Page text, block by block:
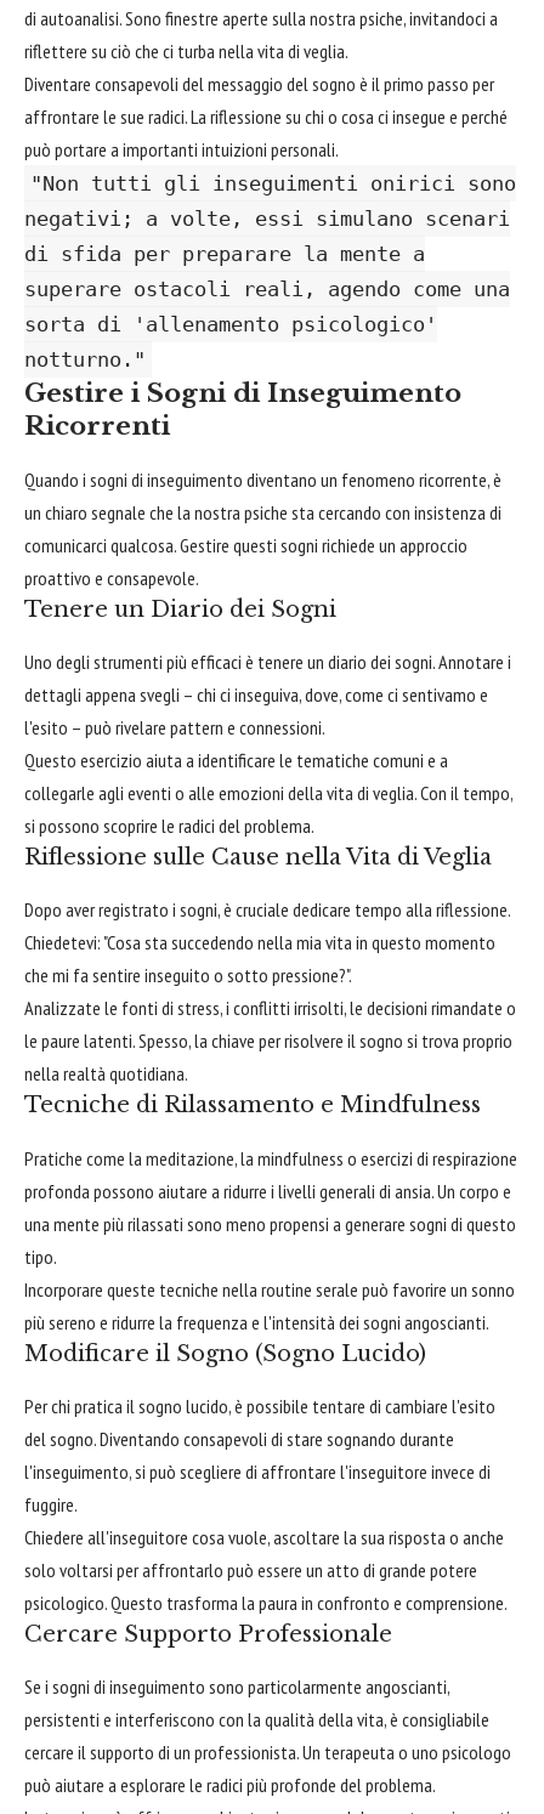
di autoanalisi. Sono finestre aperte sulla nostra psiche, invitandoci a
riflettere su ciò che ci turba nella vita di veglia.
Diventare consapevoli del messaggio del sogno è il primo passo per
affrontare le sue radici. La riflessione su chi o cosa ci insegue e perché
può portare a importanti intuizioni personali.
"Non tutti gli inseguimenti onirici sono
negativi; a volte, essi simulano scenari
di sfida per preparare la mente a
superare ostacoli reali, agendo come una
sorta di 'allenamento psicologico'
notturno."
Gestire i Sogni di Inseguimento
Ricorrenti
Quando i sogni di inseguimento diventano un fenomeno ricorrente, è
un chiaro segnale che la nostra psiche sta cercando con insistenza di
comunicarci qualcosa. Gestire questi sogni richiede un approccio
proattivo e consapevole.
Tenere un Diario dei Sogni
Uno degli strumenti più efficaci è tenere un diario dei sogni. Annotare i
dettagli appena svegli – chi ci inseguiva, dove, come ci sentivamo e
l'esito – può rivelare pattern e connessioni.
Questo esercizio aiuta a identificare le tematiche comuni e a
collegarle agli eventi o alle emozioni della vita di veglia. Con il tempo,
si possono scoprire le radici del problema.
Riflessione sulle Cause nella Vita di Veglia
Dopo aver registrato i sogni, è cruciale dedicare tempo alla riflessione.
Chiedetevi: "Cosa sta succedendo nella mia vita in questo momento
che mi fa sentire inseguito o sotto pressione?".
Analizzate le fonti di stress, i conflitti irrisolti, le decisioni rimandate o
le paure latenti. Spesso, la chiave per risolvere il sogno si trova proprio
nella realtà quotidiana.
Tecniche di Rilassamento e Mindfulness
Pratiche come la meditazione, la mindfulness o esercizi di respirazione
profonda possono aiutare a ridurre i livelli generali di ansia. Un corpo e
una mente più rilassati sono meno propensi a generare sogni di questo
tipo.
Incorporare queste tecniche nella routine serale può favorire un sonno
più sereno e ridurre la frequenza e l'intensità dei sogni angoscianti.
Modificare il Sogno (Sogno Lucido)
Per chi pratica il sogno lucido, è possibile tentare di cambiare l'esito
del sogno. Diventando consapevoli di stare sognando durante
l'inseguimento, si può scegliere di affrontare l'inseguitore invece di
fuggire.
Chiedere all'inseguitore cosa vuole, ascoltare la sua risposta o anche
solo voltarsi per affrontarlo può essere un atto di grande potere
psicologico. Questo trasforma la paura in confronto e comprensione.
Cercare Supporto Professionale
Se i sogni di inseguimento sono particolarmente angoscianti,
persistenti e interferiscono con la qualità della vita, è consigliabile
cercare il supporto di un professionista. Un terapeuta o uno psicologo
può aiutare a esplorare le radici più profonde del problema.